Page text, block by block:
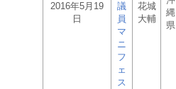
2016年5月19
日
議
員
マ
ニ
フ
ェ
ス
花城
大輔
縄
県